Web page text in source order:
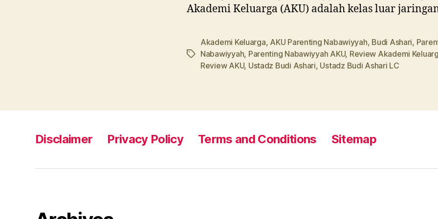
Akademi Keluarga (AKU) adalah kelas luar
Tags
Akademi Keluarga, AKU Parenting Nabawiyyah, Budi Ashari,
Nabawiyyah, Parenting Nabawiyyah AKU, Review Akademi
Review AKU, Ustadz Budi Ashari, Ustadz Budi Ashari LC
Disclaimer Privacy Policy Terms and Conditions Sitemap